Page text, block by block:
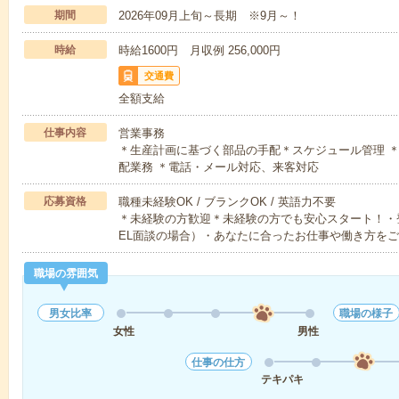
期間 2026年09月上旬～長期 ※9月～！
時給 時給1600円 月収例 256,000円
交通費
全額支給
仕事内容
営業事務
＊生産計画に基づく部品の手配＊スケジュール管理
配業務 ＊電話・メール対応、来客対応
応募資格
職種未経験OK / ブランクOK / 英語力不要
＊未経験の方歓迎＊未経験の方でも安心スタート！
EL面談の場合）・あなたに合ったお仕事や働き方を
職場の雰囲気
男女比率
女性
男性
職場の様子
仕事の仕方
テキパキ